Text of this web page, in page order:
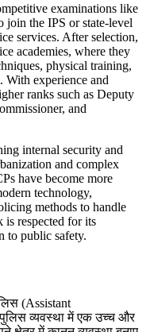
examinations like
the IPS or state-level
services. After selection,
academies, where they
physical training,
With experience and
ranks such as Deputy
and
internal security and
and complex
have become more
technology,
methods to handle
respected for its
to public safety.
(Assistant
व्यवस्था में एक उच्च और